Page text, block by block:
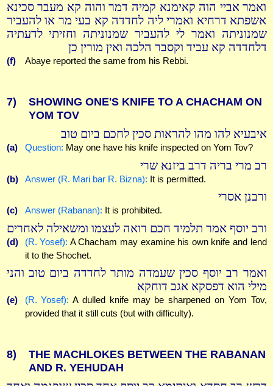
ואמר אביי הוה קאימנא קמיה דמר והוה קא מעבר סכינא
אשפתא דרחיא ואמרי ליה לחדדה קא בעי מר או להעביר
שמנוניתה ואמר לי להעביר שמנוניתה וחזיתי לדעתיה
דלחדדה קא עביד וקסבר הלכה ואין מורין כן
(f) Abaye reported the same from his Rebbi.
7)
SHOWING ONE'S KNIFE TO A CHACHAM ON
YOM TOV
איבעיא להו מהו להראות סכין לחכם ביום טוב
(a) Question: May one have his knife inspected on Yom Tov?
רב מרי בריה דרב ביזנא שרי
(b) Answer (R. Mari bar R. Bizna): It is permitted.
ורבנן אסרי
(c) Answer (Rabanan): It is prohibited.
ורב יוסף אמר תלמיד חכם רואה לעצמו ומשאילה לאחרים
(d) (R. Yosef): A Chacham may examine his own knife and lend
it to the Shochet.
ואמר רב יוסף סכין שעמדה מותר לחדדה ביום טוב והני
מילי הוא דפסקא אגב דוחקא
(e) (R. Yosef): A dulled knife may be sharpened on Yom Tov,
provided that it still cuts (but with difficulty).
8)
THE MACHLOKES BETWEEN THE RABANAN
AND R. YEHUDAH